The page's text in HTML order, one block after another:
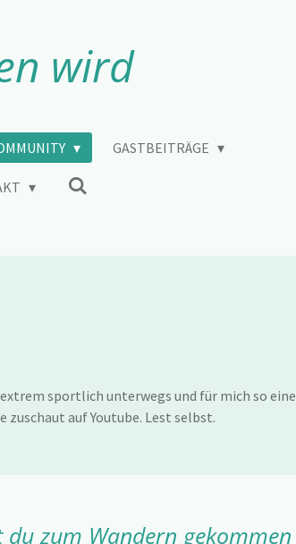
wird
GASTBEITRÄGE
sportlich unterwegs und für mich so eine
auf Youtube. Lest selbst.
du zum Wandern gekommen